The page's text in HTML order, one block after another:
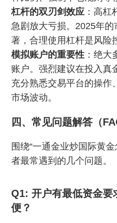
杠杆的双刃剑效应 ：高
急剧放大亏损。2025年
著，合理使用杠杆是风险
模拟账户的重要性 ：绝
账户。强烈建议在投入真
充分熟悉交易平台的操作
市场波动。
四、常见问题解答（
围绕“一通金业炒国际黄
者最常遇到的几个问题。
Q1: 开户有最低资金要
便？